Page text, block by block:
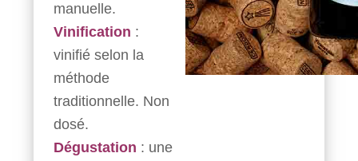
manuelle.
Vinification :
vinifié selon la
méthode
traditionnelle. Non
dosé.
Dégustation : une